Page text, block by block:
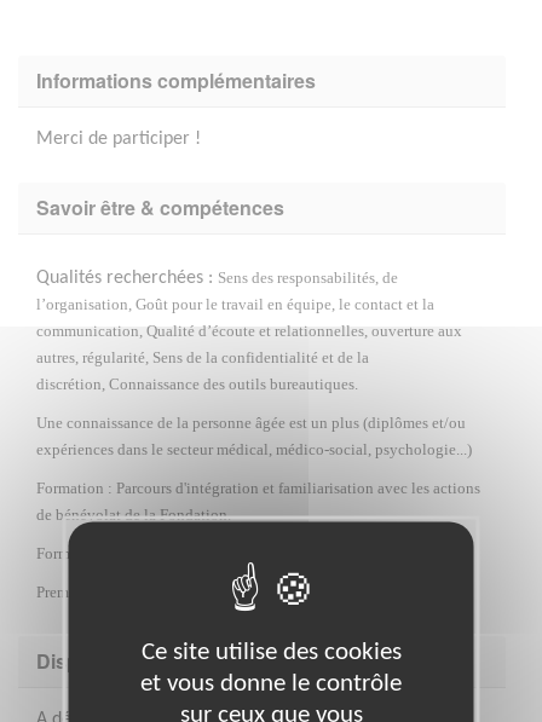
Informations complémentaires
Merci de participer !
Savoir être & compétences
Qualités recherchées : Sens des responsabilités, de
l’organisation, Goût pour le travail en équipe, le contact et la
communication, Qualité d’écoute et relationnelles, ouverture aux
autres, régularité, Sens de la confidentialité et de la
discrétion, Connaissance des outils bureautiques.
Une connaissance de la personne âgée est un plus (diplômes et/ou
expériences dans le secteur médical, médico-social, psychologie...)
Formation : Parcours d'intégration et familiarisation avec les actions
de bénévolat de la Fondation.
Formation spécifique à la mission et aux outils
Premières mises en situations et visites à domicile accompagnées
Disponibilité demandée
Ce site utilise des cookies
et vous donne le contrôle
sur ceux que vous